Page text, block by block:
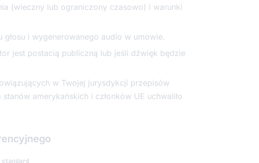
(wieczny lub ograniczony czasowo) i warunki
i wygenerowanego audio w umowie.
jest postacią publiczną lub jeśli dźwięk będzie
w Twojej jurysdykcji przepisów
amerykańskich i członków UE uchwaliło
standard